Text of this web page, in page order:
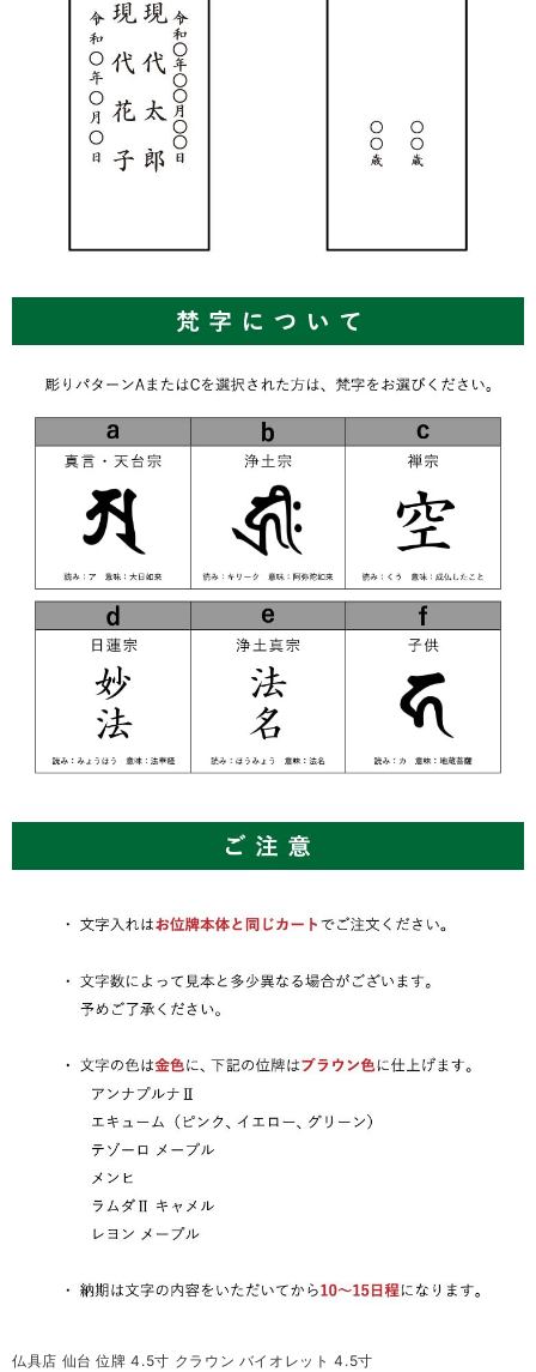
仏具店 仙台 位牌 4.5寸 クラウン バイオレット 4.5寸